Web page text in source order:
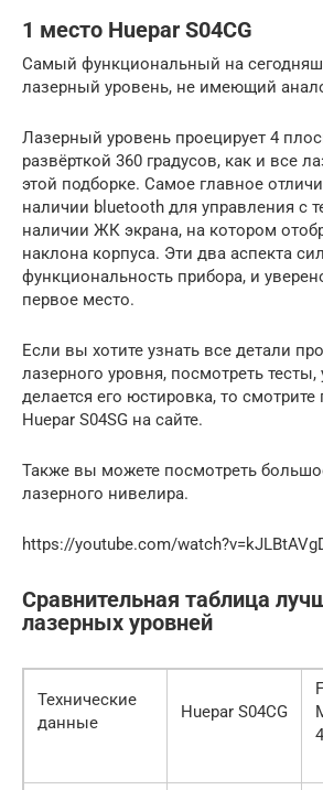
1 место Huepar S04CG
Самый функциональный на
лазерный уровень, не имеющий
Лазерный уровень проецирует 4
развёрткой 360 градусов, как и все
этой подборке. Самое главное
наличии bluetooth для управления с
наличии ЖК экрана, на котором
наклона корпуса. Эти два аспекта
функциональность прибора, и
первое место.
Если вы хотите узнать все детали
лазерного уровня, посмотреть тесты,
делается его юстировка, то
Huepar S04SG на сайте.
Также вы можете посмотреть
лазерного нивелира.
https://youtube.com/
Сравнительная таблица
лазерных уровней
Технические
данные
Huepar S04CG